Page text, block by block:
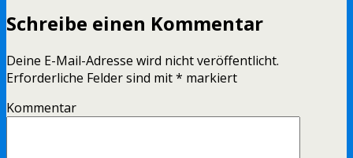
Schreibe einen Kommentar
Deine E-Mail-Adresse wird nicht veröffentlicht.
Erforderliche Felder sind mit* markiert
Kommentar